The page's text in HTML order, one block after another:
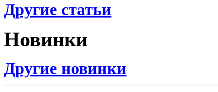
Другие статьи
Новинки
Другие новинки